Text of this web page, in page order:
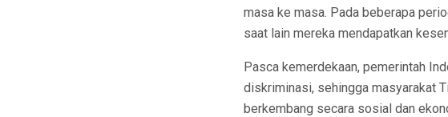
masa ke masa. Pada beberapa
saat lain mereka mendapatkan
Pasca kemerdekaan, pemerintah
diskriminasi, sehingga masyarakat
berkembang secara sosial dan